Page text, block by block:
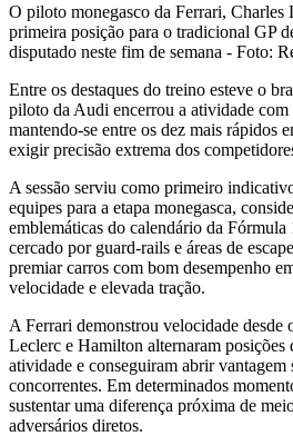
O piloto monegasco da Ferrari, Charles
primeira posição para o tradicional GP
disputado neste fim de semana - Foto:
Entre os destaques do treino esteve o
piloto da Audi encerrou a atividade
mantendo-se entre os dez mais rápidos
exigir precisão extrema dos
A sessão serviu como primeiro
equipes para a etapa monegasca,
emblemáticas do calendário da
cercado por guard-rails e áreas de
premiar carros com bom desempenho
velocidade e elevada tração.
A Ferrari demonstrou velocidade desde
Leclerc e Hamilton alternaram posições
atividade e conseguiram abrir
concorrentes. Em determinados
sustentar uma diferença próxima de
adversários diretos.